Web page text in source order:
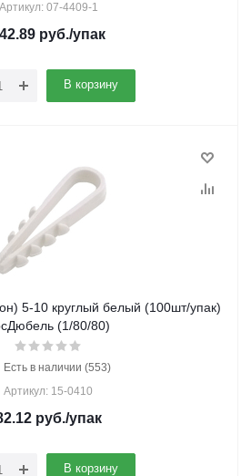
Артикул: 07-4409-1
руб./упак
В корзину
5-10 круглый белый (100шт/упак)
(1/80/80)
Есть в наличии (553)
Артикул: 15-0410
руб./упак
В корзину